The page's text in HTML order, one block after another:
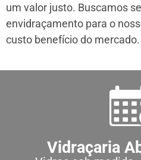
um valor justo. Buscamos
envidraçamento para o
custo benefício do mercado.
Vidraçaria